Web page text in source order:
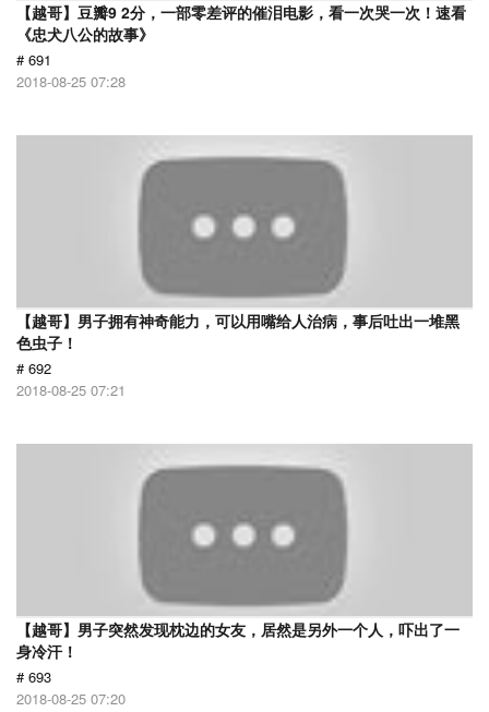
【越哥】豆瓣9 2分，一部零差评的催泪电影，看一次哭一次！速看
《忠犬八公的故事》
# 691
2018-08-25 07:28
【越哥】男子拥有神奇能力，可以用嘴给人治病，事后吐出一堆黑
色虫子！
# 692
2018-08-25 07:21
【越哥】男子突然发现枕边的女友，居然是另外一个人，吓出了一
身冷汗！
# 693
2018-08-25 07:20